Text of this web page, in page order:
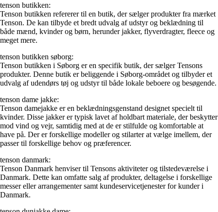
tenson butikken:
Tenson butikken refererer til en butik, der sælger produkter fra mærket
Tenson. De kan tilbyde et bredt udvalg af udstyr og beklædning til
både mænd, kvinder og børn, herunder jakker, flyverdragter, fleece og
meget mere.
tenson butikken søborg:
Tenson butikken i Søborg er en specifik butik, der sælger Tensons
produkter. Denne butik er beliggende i Søborg-området og tilbyder et
udvalg af udendørs tøj og udstyr til både lokale beboere og besøgende.
tenson dame jakke:
Tenson damejakke er en beklædningsgenstand designet specielt til
kvinder. Disse jakker er typisk lavet af holdbart materiale, der beskytter
mod vind og vejr, samtidig med at de er stilfulde og komfortable at
have på. Der er forskellige modeller og stilarter at vælge imellem, der
passer til forskellige behov og præferencer.
tenson danmark:
Tenson Danmark henviser til Tensons aktiviteter og tilstedeværelse i
Danmark. Dette kan omfatte salg af produkter, deltagelse i forskellige
messer eller arrangementer samt kundeservicetjenester for kunder i
Danmark.